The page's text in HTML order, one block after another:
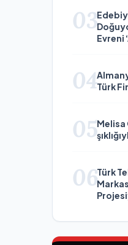
03
Evreni
04Türk
05Melisa
06Türk